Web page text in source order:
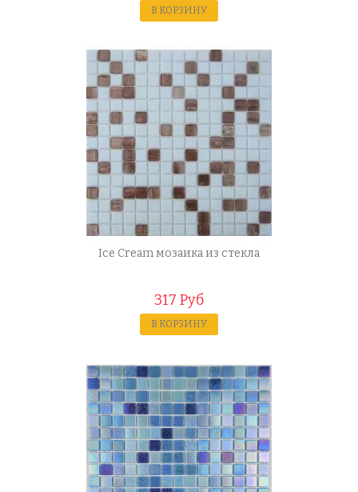
В КОРЗИНУ
Ice Cream мозаика из стекла
317 Руб
В КОРЗИНУ